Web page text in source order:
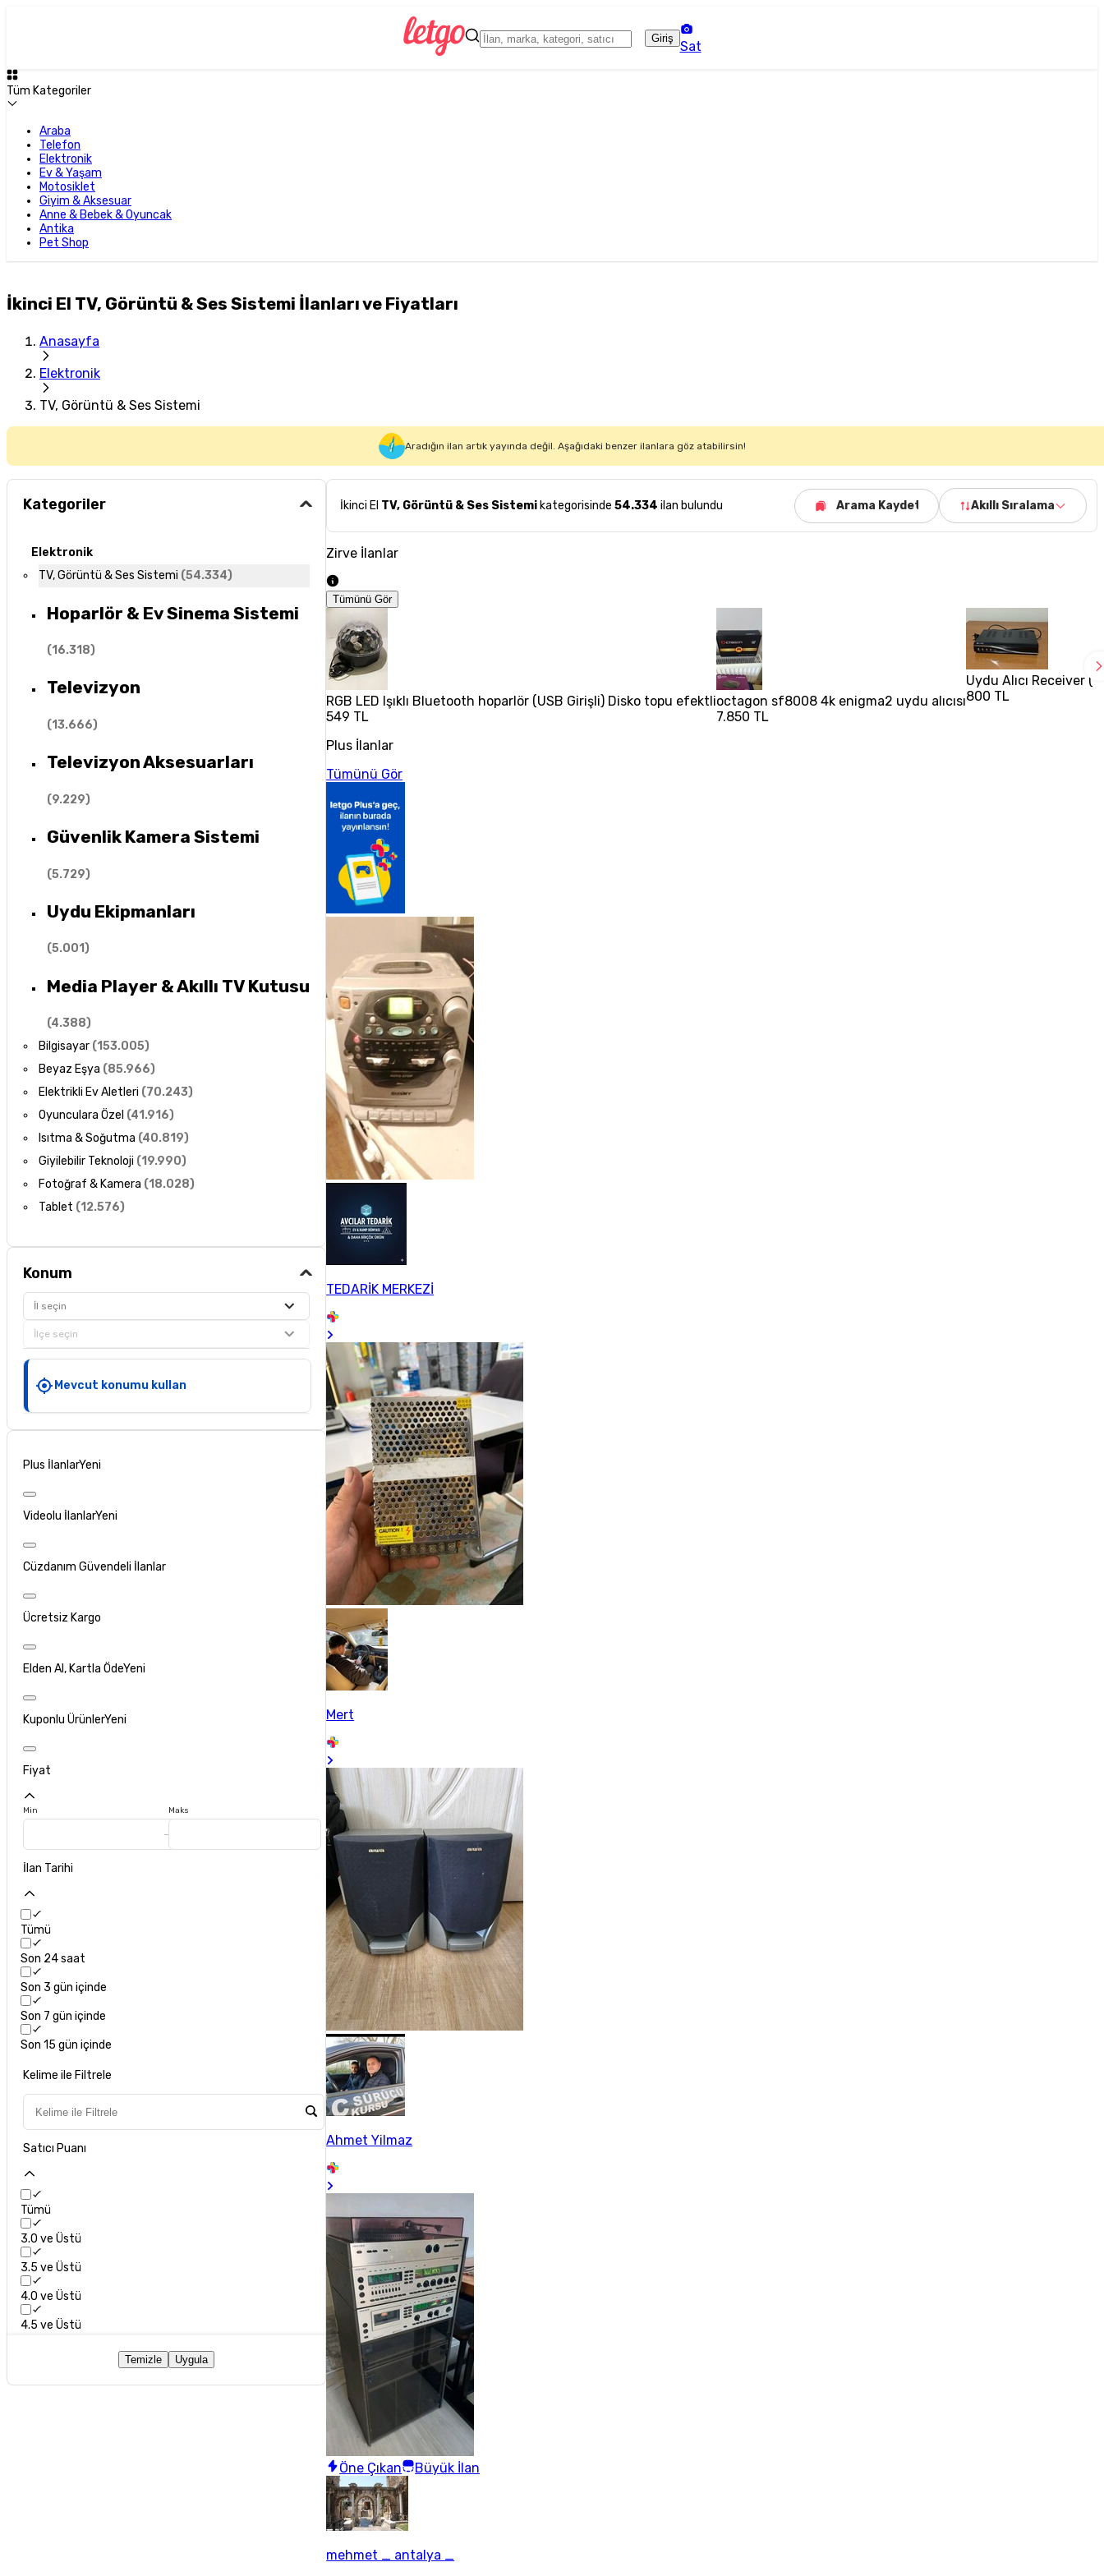
Giriş
Sat
Tüm Kategoriler
Araba
Telefon
Elektronik
Ev & Yaşam
Motosiklet
Giyim & Aksesuar
Anne & Bebek & Oyuncak
Antika
Pet Shop
İkinci El TV, Görüntü & Ses Sistemi İlanları ve Fiyatları
Anasayfa
Elektronik
TV, Görüntü & Ses Sistemi
Aradığın ilan artık yayında değil. Aşağıdaki benzer ilanlara göz atabilirsin!
Kategoriler
Elektronik
TV, Görüntü & Ses Sistemi (54.334)
Hoparlör & Ev Sinema Sistemi
(16.318)
Televizyon
(13.666)
Televizyon Aksesuarları
(9.229)
Güvenlik Kamera Sistemi
(5.729)
Uydu Ekipmanları
(5.001)
Media Player & Akıllı TV Kutusu
(4.388)
Bilgisayar (153.005)
Beyaz Eşya (85.966)
Elektrikli Ev Aletleri (70.243)
Oyunculara Özel (41.916)
Isıtma & Soğutma (40.819)
Giyilebilir Teknoloji (19.990)
Fotoğraf & Kamera (18.028)
Tablet (12.576)
Konum
İl seçin
İlçe seçin
Mevcut konumu kullan
Plus İlanlarYeni
Videolu İlanlarYeni
Cüzdanım Güvendeli İlanlar
Ücretsiz Kargo
Elden Al, Kartla ÖdeYeni
Kuponlu ÜrünlerYeni
Fiyat
Min Maks
İlan Tarihi
Tümü
Son 24 saat
Son 3 gün içinde
Son 7 gün içinde
Son 15 gün içinde
Kelime ile Filtrele
Satıcı Puanı
Tümü
3.0 ve Üstü
3.5 ve Üstü
4.0 ve Üstü
4.5 ve Üstü
Temizle Uygula
İkinci El TV, Görüntü & Ses Sistemi kategorisinde 54.334 ilan bulundu Arama Kaydet Akıllı Sıralama
Zirve İlanlar
Tümünü Gör
RGB LED Işıklı Bluetooth hoparlör (USB Girişli) Disko topu efektli
549 TL
octagon sf8008 4k enigma2 uydu alıcısı
7.850 TL
Uydu Alıcı Receiver (
800 TL
Plus İlanlar
Tümünü Gör
TEDARİK MERKEZİ
Mert
Ahmet Yilmaz
Öne Çıkan Büyük İlan
mehmet _ antalya _